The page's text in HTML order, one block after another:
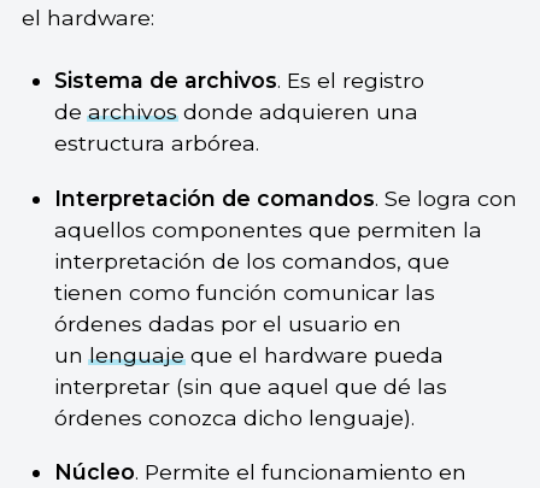
el hardware:
Sistema de archivos. Es el registro
dearchivosdonde adquieren una
estructura arbórea.
Interpretación de comandos. Se logra con
aquellos componentes que permiten la
interpretación de los comandos, que
tienen como función comunicar las
órdenes dadas por el usuario en
unlenguajeque el hardware pueda
interpretar (sin que aquel que dé las
órdenes conozca dicho lenguaje).
Núcleo. Permite el funcionamiento en